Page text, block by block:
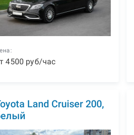
4500 руб/час
Land Cruiser 200,